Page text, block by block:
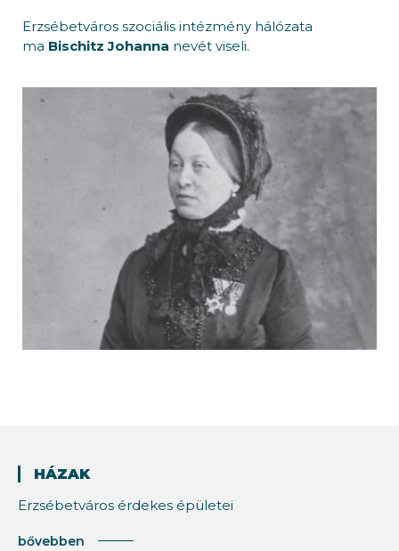
Erzsébetváros szociális intézmény hálózata
ma Bischitz Johanna nevét viseli.
HÁZAK
Erzsébetváros érdekes épületei
bővebben